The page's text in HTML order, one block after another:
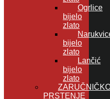
Ogrlice
bijelo
zlato
bijelo
zlato
Lančić
bijelo
zlato
PRSTENJE